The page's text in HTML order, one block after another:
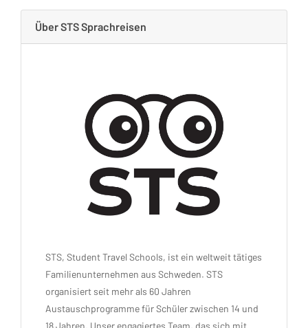
Über STS Sprachreisen
STS, Student Travel Schools, ist ein weltweit tätiges
Familienunternehmen aus Schweden. STS
organisiert seit mehr als 60 Jahren
Austauschprogramme für Schüler zwischen 14 und